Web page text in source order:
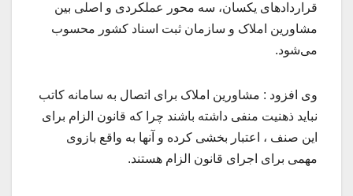
قراردادهای یکسان، سه محور عملکردی و اصلی بین
مشاورین املاک و سازمان ثبت اسناد کشور محسوب
می‌شود.
وی افزود : مشاورین املاک برای اتصال به سامانه کاتب
نباید ذهنیت منفی داشته باشند چرا که قانون الزام برای
این صنف ، اعتبار بخشی کرده و آنها به واقع بازوی
مهمی برای اجرای قانون الزام هستند.